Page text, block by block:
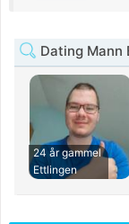
Dating Mann
24 år gammel
Ettlingen